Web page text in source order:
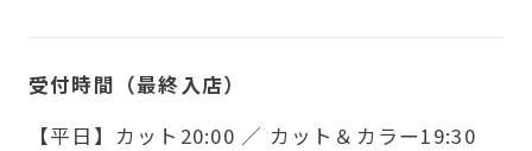
受付時間（最終入店）
【平日】カット20:00 ／ カット＆カラー19:30